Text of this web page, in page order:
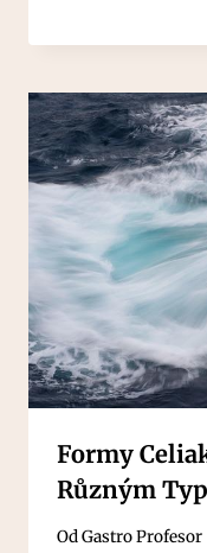
Formy
Různým
OdGastro Profesor